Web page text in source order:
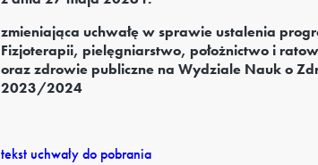
zmieniająca uchwałę w sprawie ustalenia
Fizjoterapii, pielęgniarstwo, położnictwo i
oraz zdrowie publiczne na Wydziale Nauk o
2023/2024
tekst uchwały do pobrania